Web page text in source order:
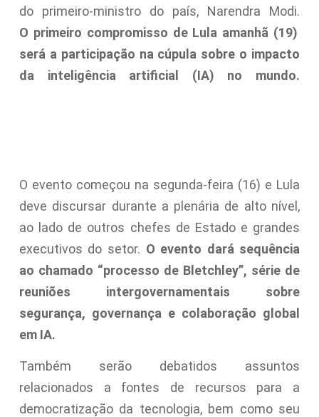
do primeiro-ministro do país, Narendra Modi.
O primeiro compromisso de Lula amanhã (19)
será a participação na cúpula sobre o impacto
da inteligência artificial (IA) no mundo.
O evento começou na segunda-feira (16) e Lula
deve discursar durante a plenária de alto nível,
ao lado de outros chefes de Estado e grandes
executivos do setor. O evento dará sequência
ao chamado “processo de Bletchley”, série de
reuniões intergovernamentais sobre
segurança, governança e colaboração global
em IA.
Também serão debatidos assuntos
relacionados a fontes de recursos para a
democratização da tecnologia, bem como seu